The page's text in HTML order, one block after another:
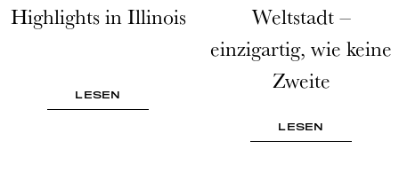
Highlights in Illinois
LESEN
Weltstadt –
einzigartig, wie keine
Zweite
LESEN